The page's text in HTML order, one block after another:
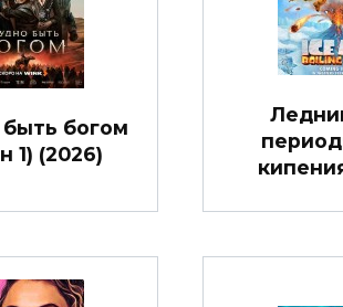
богом
1) (2026)